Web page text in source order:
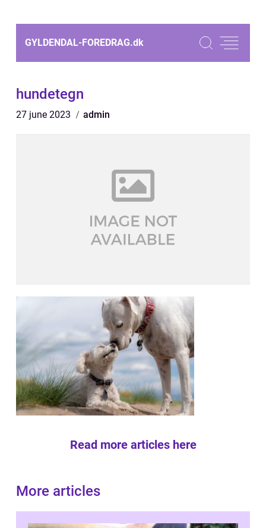
GYLDENDAL-FOREDRAG.dk
hundetegn
27 june 2023 admin
Read more articles here
More articles